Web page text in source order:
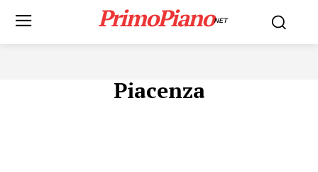
PrimoPianoNET
Piacenza